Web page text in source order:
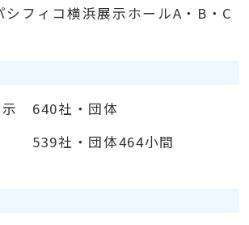
フィコ横浜展示ホールA・B・C
640社・団体
社・団体464小間